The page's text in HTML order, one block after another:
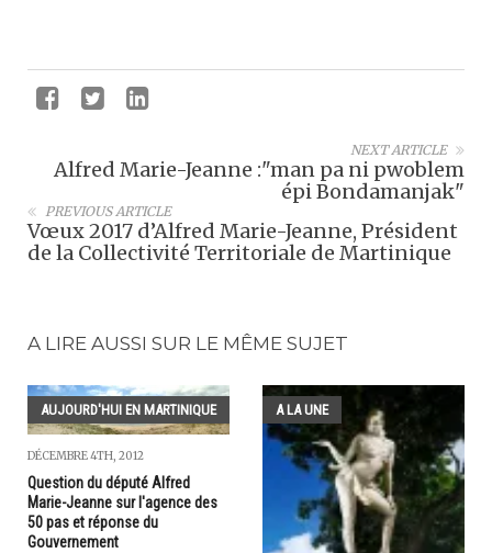
NEXT ARTICLE
Alfred Marie-Jeanne :"man pa ni pwoblem
épi Bondamanjak"
PREVIOUS ARTICLE
Vœux 2017 d’Alfred Marie-Jeanne, Président
de la Collectivité Territoriale de Martinique
A LIRE AUSSI SUR LE MÊME SUJET
AUJOURD'HUI EN MARTINIQUE
DÉCEMBRE 4TH, 2012
Question du député Alfred
Marie-Jeanne sur l'agence des
50 pas et réponse du
Gouvernement
A LA UNE